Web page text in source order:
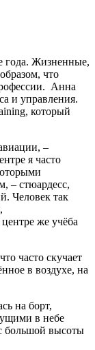
года. Жизненные,
что
Анна
и управления.
который
–
я часто
– стюардесс,
Человек так
же учёба
часто скучает
в воздухе, на
на борт,
в небе
большой высоты